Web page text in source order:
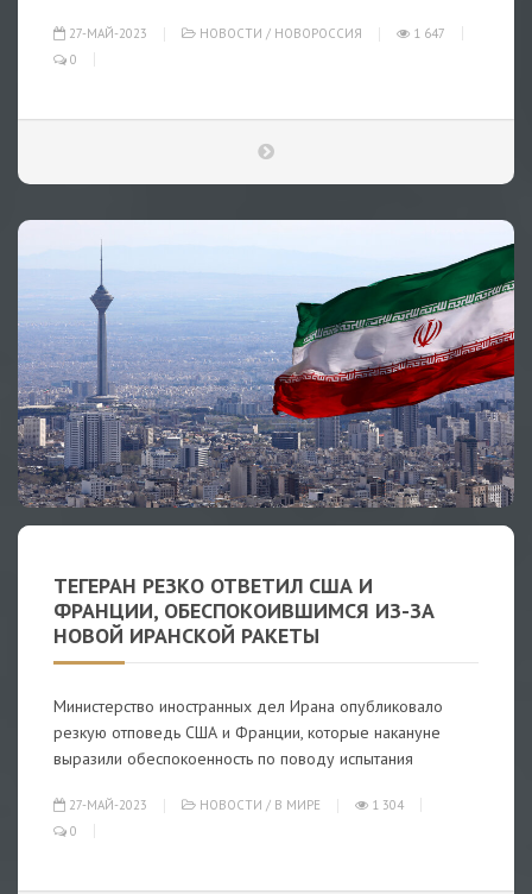
27-МАЙ-2023 НОВОСТИ / НОВОРОССИЯ
1 647
0
ТЕГЕРАН РЕЗКО ОТВЕТИЛ США И
ФРАНЦИИ, ОБЕСПОКОИВШИМСЯ ИЗ-ЗА
НОВОЙ ИРАНСКОЙ РАКЕТЫ
Министерство иностранных дел Ирана опубликовало
резкую отповедь США и Франции, которые накануне
выразили обеспокоенность по поводу испытания
27-МАЙ-2023 НОВОСТИ / В МИРЕ
1 304
0